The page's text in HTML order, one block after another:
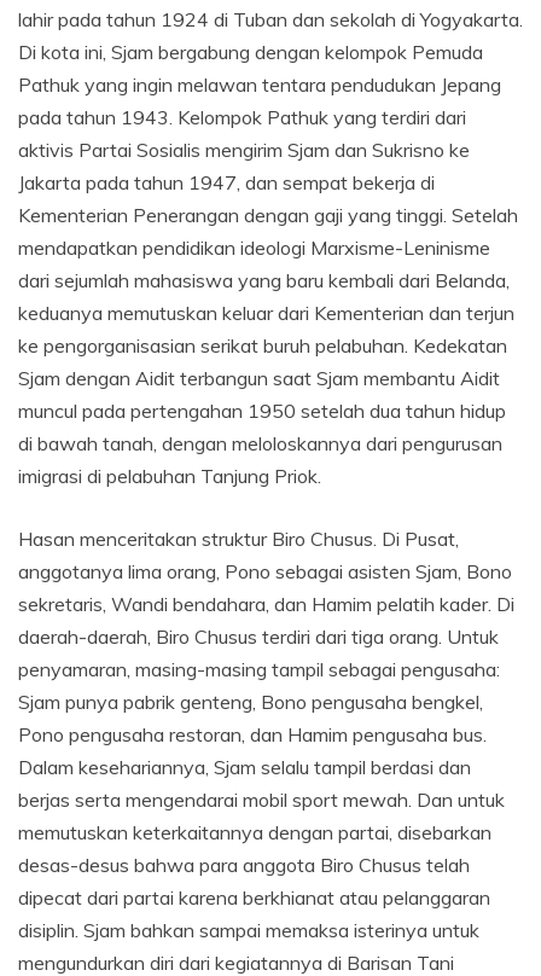
lahir pada tahun 1924 di Tuban dan sekolah di Yogyakarta.
Di kota ini, Sjam bergabung dengan kelompok Pemuda
Pathuk yang ingin melawan tentara pendudukan Jepang
pada tahun 1943. Kelompok Pathuk yang terdiri dari
aktivis Partai Sosialis mengirim Sjam dan Sukrisno ke
Jakarta pada tahun 1947, dan sempat bekerja di
Kementerian Penerangan dengan gaji yang tinggi. Setelah
mendapatkan pendidikan ideologi Marxisme-Leninisme
dari sejumlah mahasiswa yang baru kembali dari Belanda,
keduanya memutuskan keluar dari Kementerian dan terjun
ke pengorganisasian serikat buruh pelabuhan. Kedekatan
Sjam dengan Aidit terbangun saat Sjam membantu Aidit
muncul pada pertengahan 1950 setelah dua tahun hidup
di bawah tanah, dengan meloloskannya dari pengurusan
imigrasi di pelabuhan Tanjung Priok.
Hasan menceritakan struktur Biro Chusus. Di Pusat,
anggotanya lima orang, Pono sebagai asisten Sjam, Bono
sekretaris, Wandi bendahara, dan Hamim pelatih kader. Di
daerah-daerah, Biro Chusus terdiri dari tiga orang. Untuk
penyamaran, masing-masing tampil sebagai pengusaha:
Sjam punya pabrik genteng, Bono pengusaha bengkel,
Pono pengusaha restoran, dan Hamim pengusaha bus.
Dalam kesehariannya, Sjam selalu tampil berdasi dan
berjas serta mengendarai mobil sport mewah. Dan untuk
memutuskan keterkaitannya dengan partai, disebarkan
desas-desus bahwa para anggota Biro Chusus telah
dipecat dari partai karena berkhianat atau pelanggaran
disiplin. Sjam bahkan sampai memaksa isterinya untuk
mengundurkan diri dari kegiatannya di Barisan Tani